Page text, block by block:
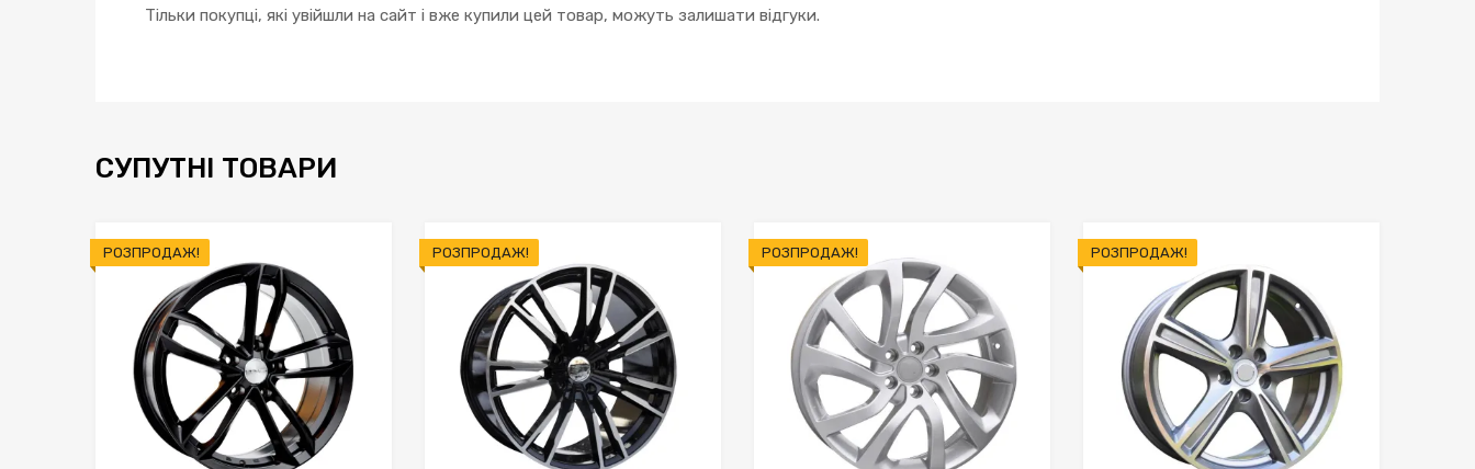
Тільки покупці, які увійшли на сайт і вже купили цей товар, можуть залишати відгуки.
СУПУТНІ ТОВАРИ
РОЗПРОДАЖ! РОЗПРОДАЖ! РОЗПРОДАЖ! РОЗПРОДАЖ!